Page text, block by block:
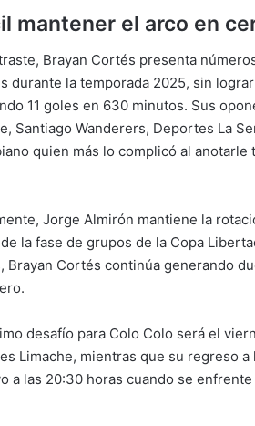
mantener el arco en
Brayan Cortés presenta
durante la temporada 2025, sin
11 goles en 630 minutos. Sus
Santiago Wanderers, Deportes La
quien más lo complicó al
Jorge Almirón mantiene la
de la fase de grupos de la Copa
Brayan Cortés continúa generando
desafío para Colo Colo será el
Limache, mientras que su regreso
a las 20:30 horas cuando se